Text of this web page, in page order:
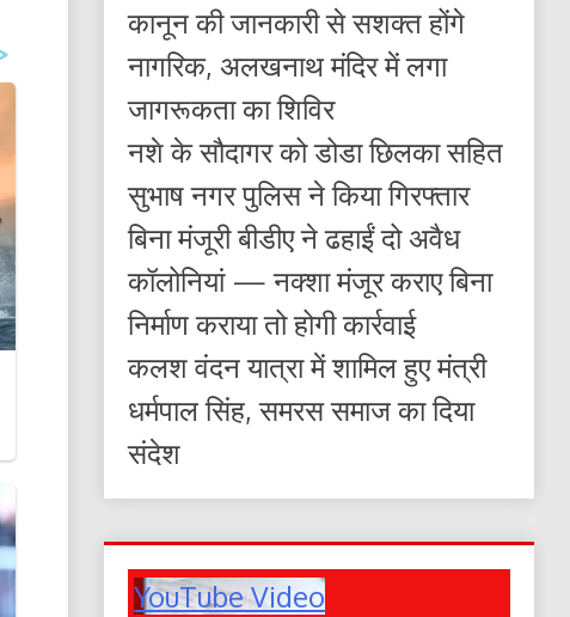
कानून की जानकारी से सशक्त होंगे
नागरिक, अलखनाथ मंदिर में लगा
जागरूकता का शिविर
नशे के सौदागर को डोडा छिलका सहित
सुभाष नगर पुलिस ने किया गिरफ्तार
बिना मंजूरी बीडीए ने ढहाईं दो अवैध
कॉलोनियां — नक्शा मंजूर कराए बिना
निर्माण कराया तो होगी कार्रवाई
कलश वंदन यात्रा में शामिल हुए मंत्री
धर्मपाल सिंह, समरस समाज का दिया
संदेश
YouTube Video